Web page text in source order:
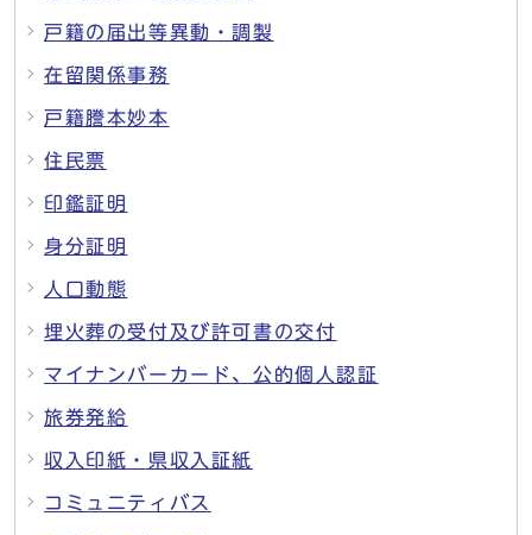
戸籍の届出等異動・調製
在留関係事務
戸籍謄本妙本
住民票
印鑑証明
身分証明
人口動態
埋火葬の受付及び許可書の交付
マイナンバーカード、公的個人認証
旅券発給
収入印紙・県収入証紙
コミュニティバス